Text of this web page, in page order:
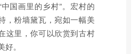
国画里的乡村”。宏村的
，粉墙黛瓦，宛如一幅美
这里，你可以欣赏到古村
。